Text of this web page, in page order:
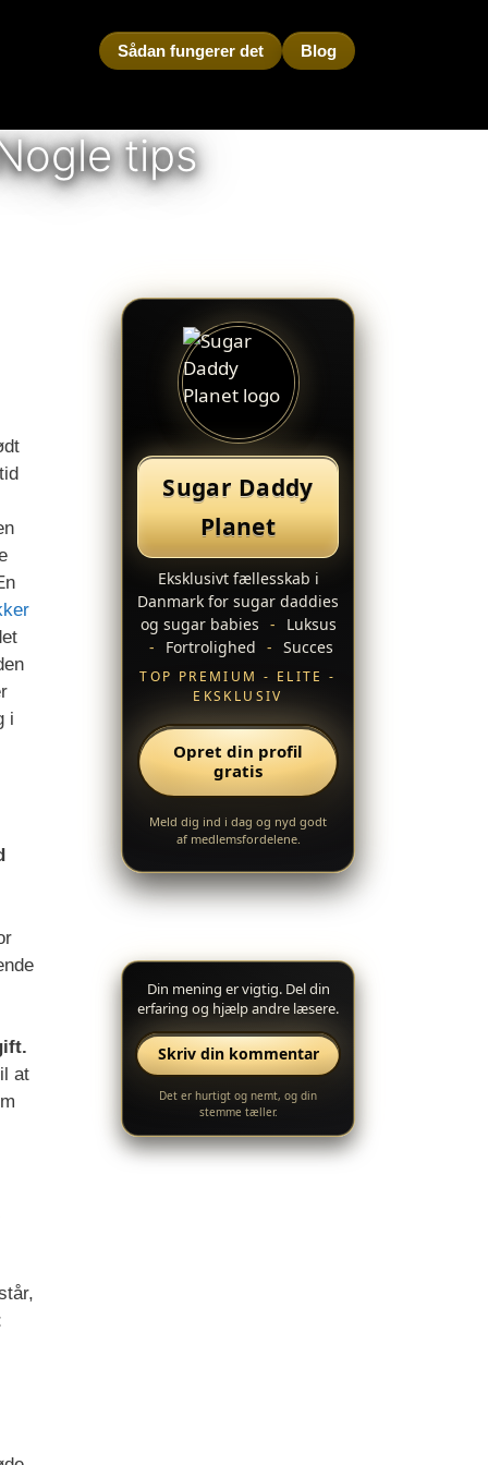
Sådan fungerer det Blog
tips
i
at
Sugar Daddy
Planet
Eksklusivt fællesskab i
Danmark for sugar daddies
og sugar babies -
Luksus
-
Fortrolighed - Succes
TOP PREMIUM - ELITE -
EKSKLUSIV
Opret din profil
gratis
Meld dig ind i dag og nyd godt
af medlemsfordelene.
Din mening er vigtig. Del din
erfaring og hjælp andre læsere.
Skriv din kommentar
Det er hurtigt og nemt, og din
stemme tæller.